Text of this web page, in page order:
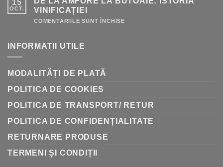
15
OCT.
VINIFICAȚIEI
COMENTARIILE SUNT ÎNCHISE
INFORMATII UTILE
MODALITĂȚI DE PLATĂ
POLITICA DE COOKIES
POLITICA DE TRANSPORT/ RETUR
POLITICA DE CONFIDENȚIALITATE
RETURNARE PRODUSE
TERMENI ȘI CONDIȚII